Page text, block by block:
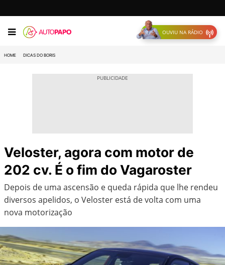
OUVIU NA RÁDIO
HOME DICAS DO BORIS
Veloster, agora com motor de
202 cv. É o fim do Vagaroster
Depois de uma ascensão e queda rápida que lhe rendeu
diversos apelidos, o Veloster está de volta com uma
nova motorização